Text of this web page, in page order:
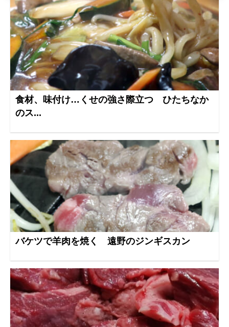
食材、味付け…くせの強さ際立つ ひたちなか
のス...
バケツで羊肉を焼く 遠野のジンギスカン